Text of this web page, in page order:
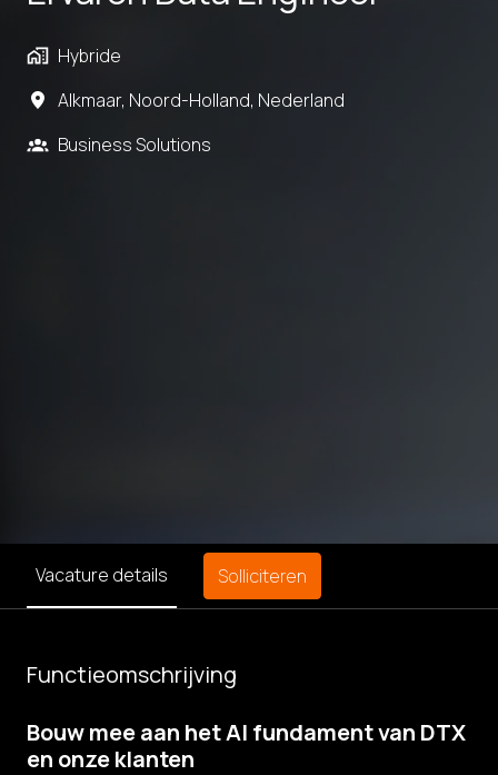
Hybride
Alkmaar, Noord-Holland, Nederland
Business Solutions
Vacature details Solliciteren
Functieomschrijving
Bouw mee aan het AI fundament van DTX
en onze klanten